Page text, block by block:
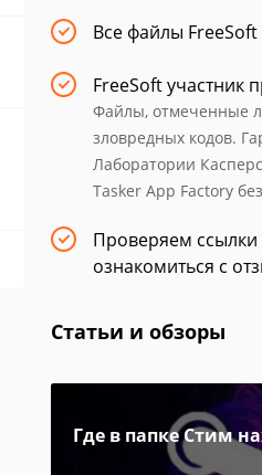
Все файлы
FreeSoft участник
Файлы, отмеченные
зловредных кодов.
Лаборатории
Tasker App Factory
Проверяем ссылки
ознакомиться с
Статьи и обзоры
Где в папке Стим